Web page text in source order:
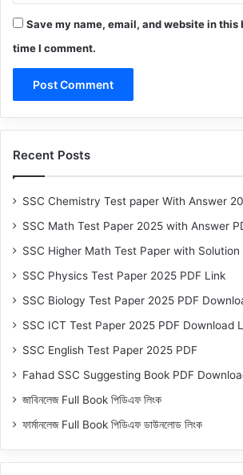
Save my name, email, and website in this
time I comment.
Recent Posts
SSC Chemistry Test paper With Answer
SSC Math Test Paper 2025 with Answer
SSC Higher Math Test Paper with
SSC Physics Test Paper 2025 PDF Link
SSC Biology Test Paper 2025 PDF
SSC ICT Test Paper 2025 PDF Download
SSC English Test Paper 2025 PDF
Fahad SSC Suggesting Book PDF
জাবিনলেজ Full Book পিডিএফ লিংক
ফার্মানলেজ Full Book পিডিএফ ডাউনলোড লিংক